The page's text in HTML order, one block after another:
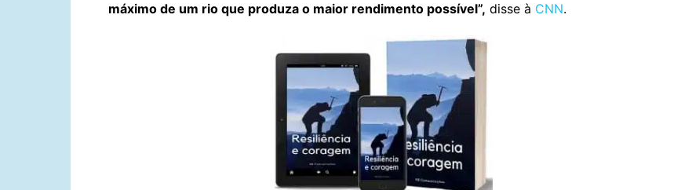
máximo de um rio que produza o maior rendimento possível”, disse à CNN.